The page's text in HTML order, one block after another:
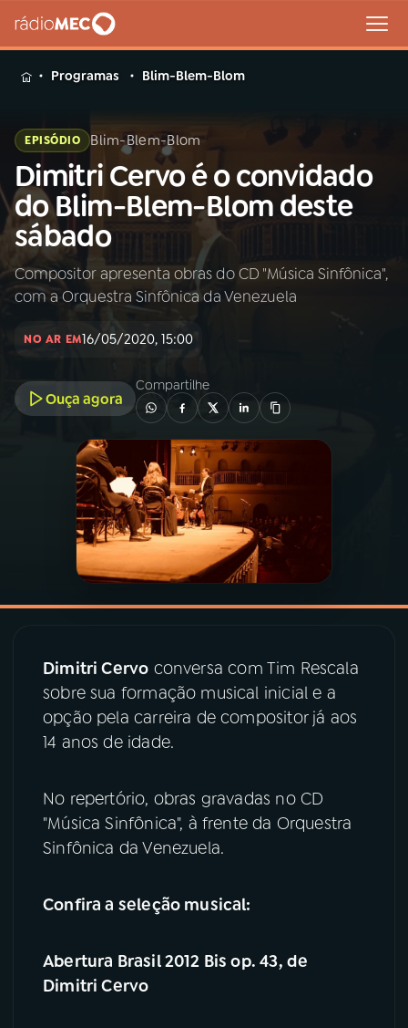
MENU
Buscar
na
Rádio
MEC
Buscar
Início AO VIVO
INÍCIO
A RÁDIO
PROGRAMAÇÃO
PROGRAMAS
PODCASTS
07ÚLTIMAS
08PRÊMIO RÁDIO MEC
ACOMPANHE A RÁDIO MEC
YouTube Facebook
Instagram X
Programas Blim-Blem-Blom
EPISÓDIO Blim-Blem-Blom
Dimitri Cervo é o convidado
do Blim-Blem-Blom deste
sábado
Compositor apresenta obras do CD "Música Sinfônica",
com a Orquestra Sinfônica da Venezuela
NO AR EM16/05/2020, 15:00
Ouça agora
Compartilhe
Dimitri Cervo conversa com Tim Rescala
sobre sua formação musical inicial e a
opção pela carreira de compositor já aos
14 anos de idade.
No repertório, obras gravadas no CD
"Música Sinfônica", à frente da Orquestra
Sinfônica da Venezuela.
Confira a seleção musical:
Abertura Brasil 2012 Bis op. 43, de
Dimitri Cervo